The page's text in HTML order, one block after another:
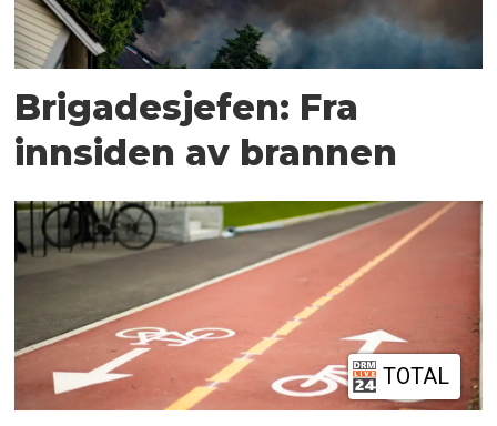
Brigadesjefen: Fra
innsiden av brannen
TOTAL